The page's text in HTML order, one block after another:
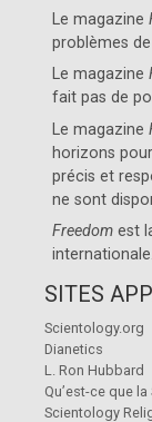
Le magazine
problèmes
Le magazine
fait pas de
Le magazine
horizons
précis et
ne sont
Freedom est
internationale
SITES
Scientology.org
Dianetics
L. Ron Hubbard
Qu’est-ce que
Scientology